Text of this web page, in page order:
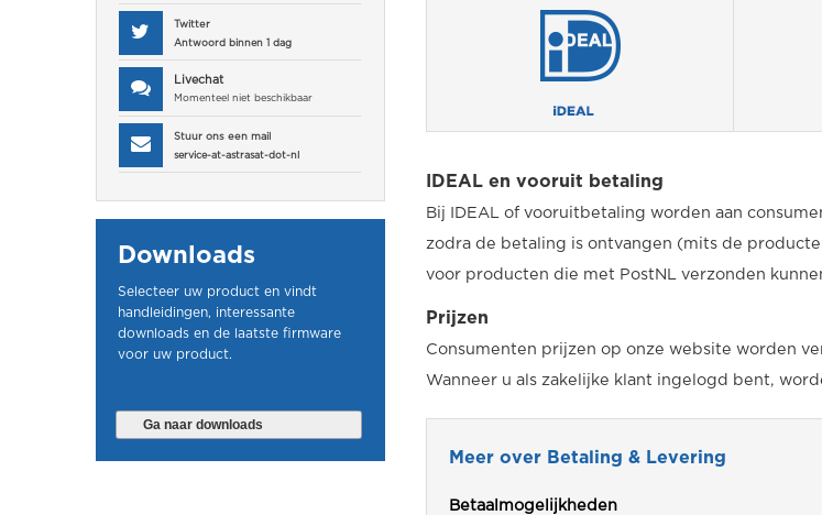
IDEAL en vooruit betaling
Bij IDEAL of vooruitbetaling worden aan
zodra de betaling is ontvangen (mits de
voor producten die met PostNL verzonden
Prijzen
Consumenten prijzen op onze website worden
Wanneer u als zakelijke klant ingelogd bent,
Meer over Betaling & Levering
Betaalmogelijkheden
Twitter
Antwoord binnen 1 dag
Livechat
Momenteel niet beschikbaar
Stuur ons een mail
service-at-astrasat-dot-nl
Downloads
Selecteer uw product en vindt
handleidingen, interessante
downloads en de laatste firmware
voor uw product.
Ga naar downloads